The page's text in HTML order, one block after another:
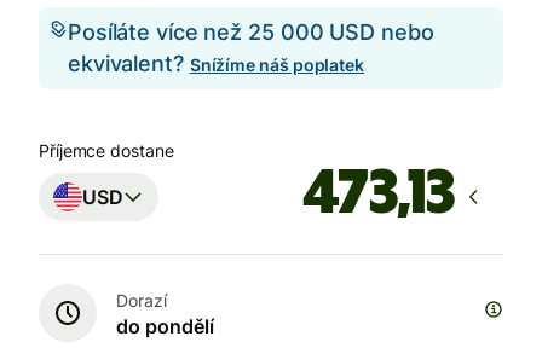
Posíláte více než 25 000 USD nebo
ekvivalent? Snížíme náš poplatek
Příjemce dostane
USD
Dorazí
do pondělí